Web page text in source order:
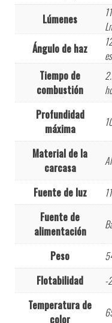
Lúmenes
Ángulo de haz
Tiempo de
combustión
Profundidad
máxima
Material de la
carcasa
Fuente de luz
Fuente de
alimentación
Peso
Flotabilidad
-
Temperatura de
color